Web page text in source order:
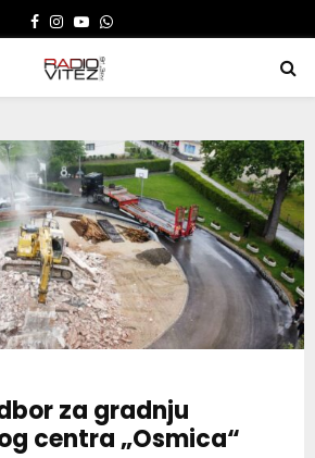
FACEBOOK
INSTAGRAM
YOUTUBE
WHATSAPP
za gradnju
centra „Osmica“